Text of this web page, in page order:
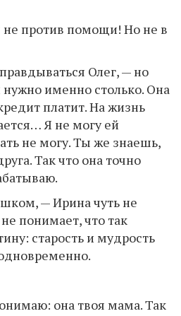
не против помощи! Но не в
Олег, — но
нужно именно столько. Она
платит. На жизнь
Я не могу ей
не могу. Ты же знаешь,
Так что она точно
— Ирина чуть не
понимает, что так
старость и мудрость
она твоя мама. Так